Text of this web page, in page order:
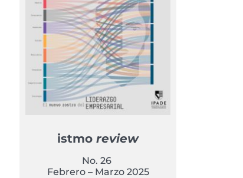
istmoreview
No. 26
Febrero – Marzo 2025